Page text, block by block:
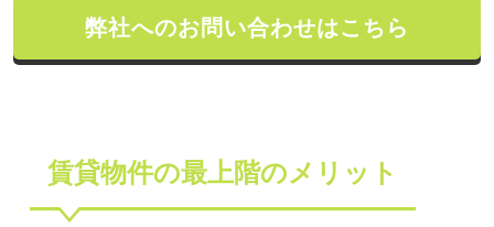
弊社へのお問い合わせはこちら
賃貸物件の最上階のメリット